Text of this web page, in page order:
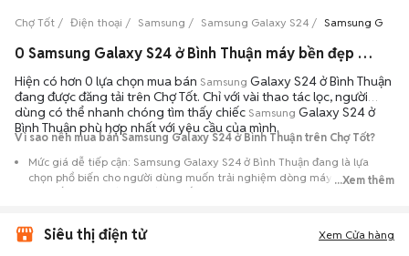
Chợ Tốt Điện thoại Samsung Samsung Galaxy S24 Samsung
0 Samsung Galaxy S24 ở Bình Thuận máy bền đẹp đang bán 08/2026
Hiện có hơn 0 lựa chọn mua bán Samsung Galaxy S24 ở Bình Thuận
đang được đăng tải trên Chợ Tốt. Chỉ với vài thao tác lọc, người
dùng có thể nhanh chóng tìm thấy chiếc Samsung Galaxy S24 ở
Bình Thuận phù hợp nhất với yêu cầu của mình.
Vì sao nên mua bán Samsung Galaxy S24 ở Bình Thuận trên Chợ Tốt?
Mức giá dễ tiếp cận: Samsung Galaxy S24 ở Bình Thuận đang là lựa
chọn phổ biến cho người dùng muốn trải nghiệm dòng máy này với chi
phí thấp hơn so với khi mới ra mắt.
Thuận từ nhiều cá nhân muốn lên đời máy, mang đến đa dạng sự lựa
chọn về tình trạng bảo hành, hình thức máy và màu sắc.
...Xem thêm
Siêu thị điện tử Xem Cửa hàng